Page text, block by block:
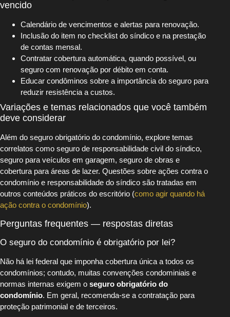
vencido
Calendário de vencimentos e alertas para renovação.
Inclusão do item no checklist do síndico e na prestação
de contas mensal.
Contratar cobertura automática, quando possível, ou
seguro com renovação por débito em conta.
Educar condôminos sobre a importância do seguro para
reduzir resistência a custos.
Variações e temas relacionados que você também
deve considerar
Além do seguro obrigatório do condomínio, explore temas
correlatos como seguro de responsabilidade civil do síndico,
seguro para veículos em garagem, seguro de obras e
cobertura para áreas de lazer. Questões sobre ações contra o
condomínio e responsabilidade do síndico são tratadas em
outros conteúdos práticos do escritório (como agir quando há
ação contra o condomínio).
Perguntas frequentes — respostas diretas
O seguro do condomínio é obrigatório por lei?
Não há lei federal que imponha cobertura única a todos os
condomínios; contudo, muitas convenções condominiais e
normas internas exigem o seguro obrigatório do
condomínio. Em geral, recomenda-se a contratação para
proteção patrimonial e de terceiros.